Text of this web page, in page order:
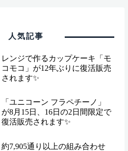
人気記事
レンジで作るカップケーキ「モ
コモコ」が12年ぶりに復活販売
されます✨
「ユニコーン フラペチーノ」
が8月15日、16日の2日間限定で
復活販売されます✨
約7,905通り以上の組み合わせ